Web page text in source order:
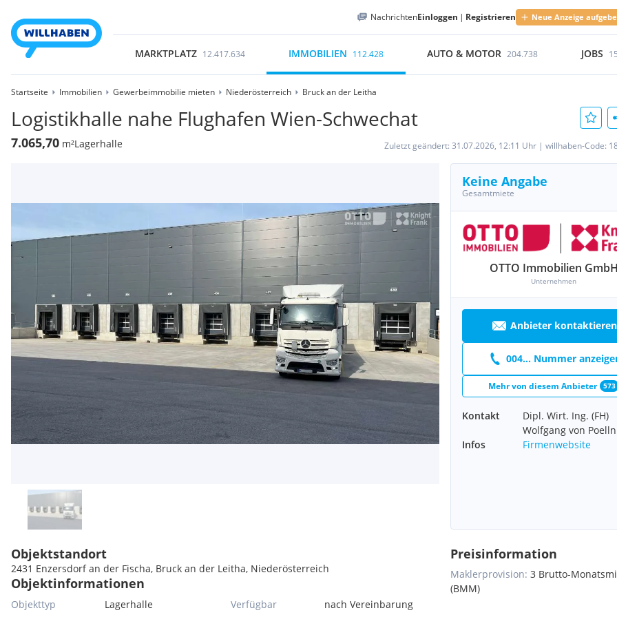
NachrichtenEinloggen | Registrieren Neue Anzeige
MARKTPLATZ 12.417.634 IMMOBILIEN 112.428 AUTO & MOTOR 204.738 JOBS
Startseite Immobilien Gewerbeimmobilie mieten Niederösterreich Bruck an der Leitha
Logistikhalle nahe Flughafen Wien-Schwechat
7.065,70 m²Lagerhalle Zuletzt geändert: 31.07.2026, 12:11 Uhr | willhaben-Code:
Keine Angabe
Gesamtmiete
OTTO Immobilien GmbH
Unternehmen
Anbieter kontaktieren
004... Nummer
Mehr von diesem Anbieter 573
Kontakt
Dipl. Wirt. Ing. (FH)
Wolfgang von
Infos
Firmenwebsite
Objektstandort
2431 Enzersdorf an der Fischa, Bruck an der Leitha, Niederösterreich
Objektinformationen
Objekttyp
Lagerhalle
Verfügbar
nach Vereinbarung
Preisinformation
Maklerprovision: 3 Brutto-
(BMM)